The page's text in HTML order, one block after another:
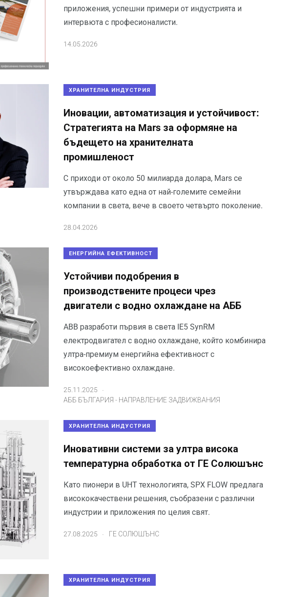
приложения, успешни примери от индустрията и
интервюта с професионалисти.
14.05.2026
ХРАНИТЕЛНА ИНДУСТРИЯ
Иновации, автоматизация и устойчивост:
Стратегията на Mars за оформяне на
бъдещето на хранителната
промишленост
С приходи от около 50 милиарда долара, Mars се
утвърждава като една от най-големите семейни
компании в света, вече в своето четвърто поколение.
28.04.2026
ЕНЕРГИЙНА ЕФЕКТИВНОСТ
Устойчиви подобрения в
производствените процеси чрез
двигатели с водно охлаждане на АББ
ABB разработи първия в света IE5 SynRM
електродвигател с водно охлаждане, който комбинира
ултра-премиум енергийна ефективност с
високоефективно охлаждане.
25.11.2025
АББ БЪЛГАРИЯ - НАПРАВЛЕНИЕ ЗАДВИЖВАНИЯ
ХРАНИТЕЛНА ИНДУСТРИЯ
Иновативни системи за ултра висока
температурна обработка от ГЕ Солюшънс
Като пионери в UHT технологията, SPX FLOW предлага
висококачествени решения, съобразени с различни
индустрии и приложения по целия свят.
27.08.2025 ГЕ СОЛЮШЪНС
ХРАНИТЕЛНА ИНДУСТРИЯ